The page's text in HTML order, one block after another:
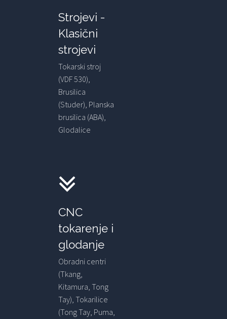
Strojevi -
Klasični
strojevi
Tokarski stroj
(VDF 530),
Brusilica
(Studer), Planska
brusilica (ABA),
Glodalice
CNC
tokarenje i
glodanje
Obradni centri
(Tkang,
Kitamura, Tong
Tay), Tokarilice
(Tong Tay, Puma,